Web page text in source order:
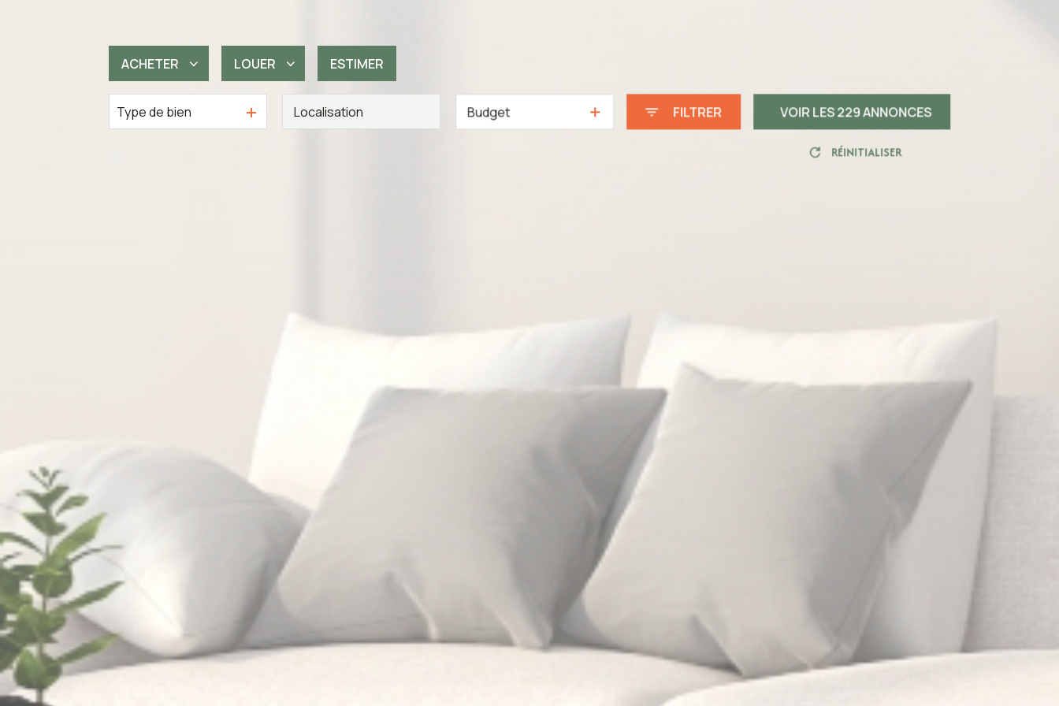
ACHETER
De l'ancien
LOUER
à l'année
ESTIMER
Type de bien Budget FILTRER VOIR LES229ANNONCES
RÉINITIALISER